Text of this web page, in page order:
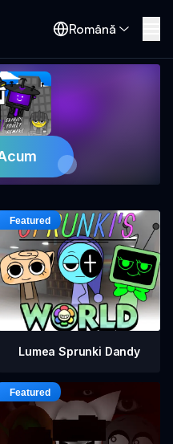
Română
Lumea Sprunki Dandy